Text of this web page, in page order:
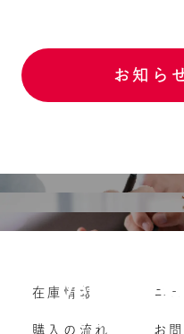
お知ら
購入の流れ
よくいただくご質
Vehicle
車両買い取り
在庫情報
購入の流れ
ニ
お